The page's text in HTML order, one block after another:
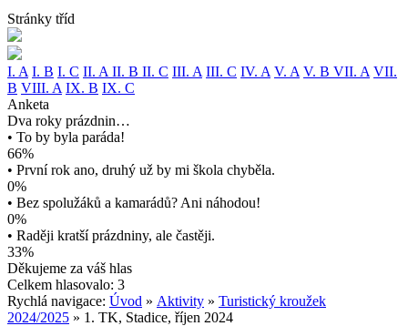
Stránky tříd
I. A I. B I. C II. A II. B II. C III. A III. C IV. A V. A V. B VII. A VII.
B VIII. A IX. B IX. C
Anketa
Dva roky prázdnin…
• To by byla paráda!
66%
• První rok ano, druhý už by mi škola chyběla.
0%
• Bez spolužáků a kamarádů? Ani náhodou!
0%
• Raději kratší prázdniny, ale častěji.
33%
Děkujeme za váš hlas
Celkem hlasovalo: 3
Rychlá navigace: Úvod » Aktivity » Turistický kroužek
2024/2025 » 1. TK, Stadice, říjen 2024